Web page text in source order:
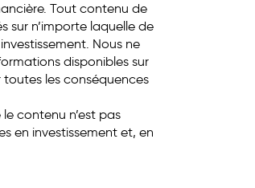
Tout contenu de
sur n’importe laquelle de
Nous ne
disponibles sur
les conséquences
contenu n’est pas
en investissement et, en